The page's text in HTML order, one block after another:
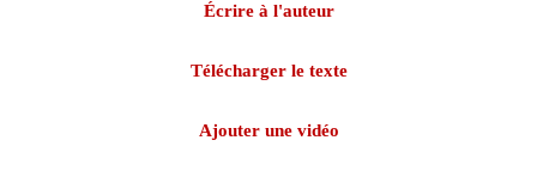
Écrire à l'auteur
Télécharger le texte
Ajouter une vidéo